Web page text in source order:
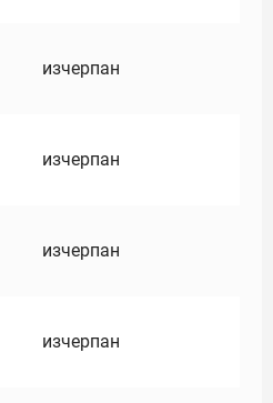
изчерпан
изчерпан
изчерпан
изчерпан